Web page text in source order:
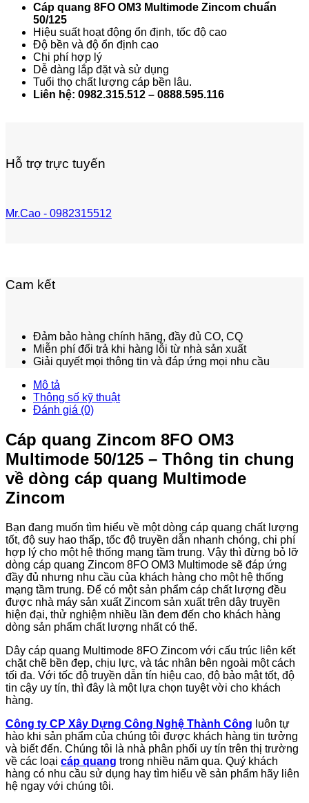
Cáp quang 8FO OM3 Multimode Zincom chuẩn
50/125
Hiệu suất hoạt động ổn định, tốc độ cao
Độ bền và độ ổn định cao
Chi phí hợp lý
Dễ dàng lắp đặt và sử dụng
Tuổi thọ chất lượng cáp bền lâu.
Liên hệ: 0982.315.512 – 0888.595.116
Hỗ trợ trực tuyến
Mr.Cao - 0982315512
Cam kết
Đảm bảo hàng chính hãng, đầy đủ CO, CQ
Miễn phí đổi trả khi hàng lỗi từ nhà sản xuất
Giải quyết mọi thông tin và đáp ứng mọi nhu cầu
Mô tả
Thông số kỹ thuật
Đánh giá (0)
Cáp quang Zincom 8FO OM3
Multimode 50/125 – Thông tin chung
về dòng cáp quang Multimode
Zincom
Bạn đang muốn tìm hiểu về một dòng cáp quang chất lượng
tốt, độ suy hao thấp, tốc độ truyền dẫn nhanh chóng, chi phí
hợp lý cho một hệ thống mạng tầm trung. Vậy thì đừng bỏ lỡ
dòng cáp quang Zincom 8FO OM3 Multimode sẽ đáp ứng
đầy đủ nhưng nhu cầu của khách hàng cho một hệ thống
mạng tầm trung. Để có một sản phẩm cáp chất lượng đều
được nhà máy sản xuất Zincom sản xuất trên dây truyền
hiện đại, thử nghiệm nhiều lần đem đến cho khách hàng
dòng sản phẩm chất lượng nhất có thể.
Dây cáp quang Multimode 8FO Zincom với cấu trúc liên kết
chặt chẽ bền đẹp, chịu lực, và tác nhân bên ngoài một cách
tối đa. Với tốc độ truyền dẫn tín hiệu cao, độ bảo mật tốt, độ
tin cậy uy tín, thì đây là một lựa chọn tuyệt vời cho khách
hàng.
Công ty CP Xây Dựng Công Nghệ Thành Công luôn tự
hào khi sản phẩm của chúng tôi được khách hàng tin tưởng
và biết đến. Chúng tôi là nhà phân phối uy tín trên thị trường
về các loại cáp quang trong nhiều năm qua. Quý khách
hàng có nhu cầu sử dụng hay tìm hiểu về sản phẩm hãy liên
hệ ngay với chúng tôi.